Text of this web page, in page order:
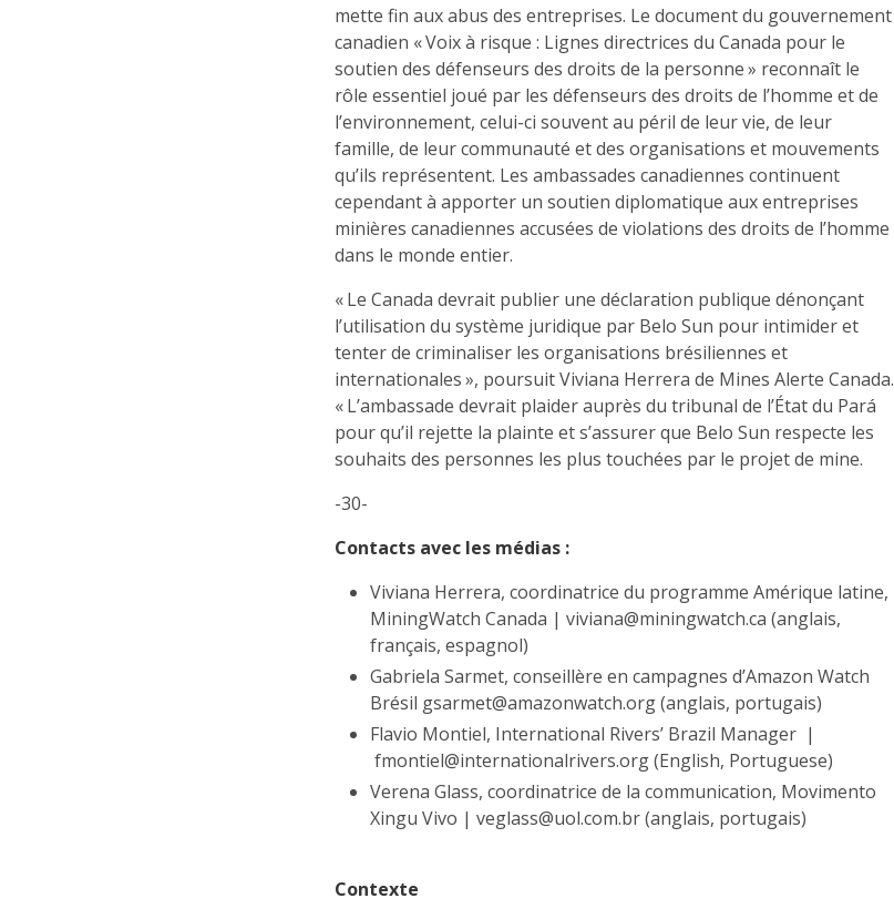
mette fin aux abus des entreprises. Le document du gouvernement
canadien « Voix à risque : Lignes directrices du Canada pour le
soutien des défenseurs des droits de la personne » reconnaît le
rôle essentiel joué par les défenseurs des droits de l’homme et de
l’environnement, celui-ci souvent au péril de leur vie, de leur
famille, de leur communauté et des organisations et mouvements
qu’ils représentent. Les ambassades canadiennes continuent
cependant à apporter un soutien diplomatique aux entreprises
minières canadiennes accusées de violations des droits de l’homme
dans le monde entier.
« Le Canada devrait publier une déclaration publique dénonçant
l’utilisation du système juridique par Belo Sun pour intimider et
tenter de criminaliser les organisations brésiliennes et
internationales », poursuit Viviana Herrera de Mines Alerte Canada.
« L’ambassade devrait plaider auprès du tribunal de l’État du Pará
pour qu’il rejette la plainte et s’assurer que Belo Sun respecte les
souhaits des personnes les plus touchées par le projet de mine.
-30-
Contacts avec les médias :
Viviana Herrera, coordinatrice du programme Amérique latine,
MiningWatch Canada | viviana@miningwatch.ca (anglais,
français, espagnol)
Gabriela Sarmet, conseillère en campagnes d’Amazon Watch
Brésil gsarmet@amazonwatch.org (anglais, portugais)
Flavio Montiel, International Rivers’ Brazil Manager |
fmontiel@internationalrivers.org (English, Portuguese)
Verena Glass, coordinatrice de la communication, Movimento
Xingu Vivo | veglass@uol.com.br (anglais, portugais)
Contexte